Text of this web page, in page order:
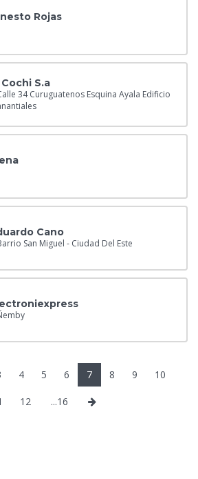
Rojas
Cochi S.a
34 Curuguatenos Esquina Ayala Edificio
Cano
San Miguel - Ciudad Del Este
4 5 6 7 8 9 10
12 ...16